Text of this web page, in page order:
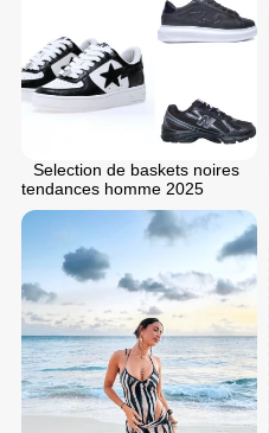
Selection de baskets noires
tendances homme 2025